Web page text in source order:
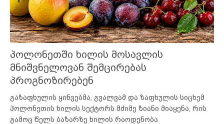
პოლონეთში ხილის მოსავლის
მნიშვნელოვან შემცირებას
პროგნოზირებენ
გაზაფხულის ყინვებმა, გვალვამ და ზაფხულის სიცხემ
პოლონეთის ხილის სექტორს მძიმე ზიანი მიაყენა, რის
გამოც წელს ბაზარზე ხილის რაოდენობა